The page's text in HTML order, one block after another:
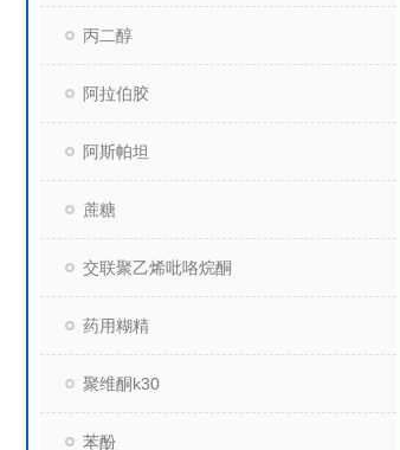
丙二醇
阿拉伯胶
阿斯帕坦
蔗糖
交联聚乙烯吡咯烷酮
药用糊精
聚维酮k30
苯酚